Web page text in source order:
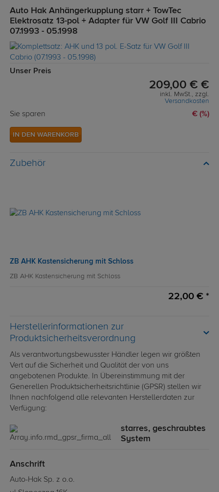
Auto Hak Anhängerkupplung starr + TowTec
Elektrosatz 13-pol + Adapter für VW Golf III Cabrio
07.1993 - 05.1998
Unser Preis
209,00 € €
inkl. MwSt., zzgl.
Versandkosten
Sie sparen € (%)
IN DEN WARENKORB
Zubehör
ZB AHK Kastensicherung mit Schloss
ZB AHK Kastensicherung mit Schloss
22,00 € *
Herstellerinformationen zur
Produktsicherheitsverordnung
Als verantwortungsbewusster Händler legen wir größten
Vert auf die Sicherheit und Qualität der von uns
angebotenen Produkte. In Übereinstimmung mit der
Generellen Produktsicherheitsrichtlinie (GPSR) stellen wir
Ihnen nachfolgend alle relevanten Herstellerdaten zur
Verfügung:
starres, geschraubtes
System
Anschrift
Auto-Hak Sp. z o.o.